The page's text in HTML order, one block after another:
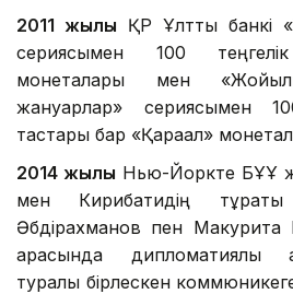
2011 жылы ҚР Ұлттық банкі
сериясымен 100
монеталары мен
жануарлар» сериясымен
тастары бар «Қарақал»
2014 жылы Нью-Йоркте БҰҰ
мен Кирибатидің
Әбдірахманов пен Макурита
арасында дипломатиялық
туралы бірлескен